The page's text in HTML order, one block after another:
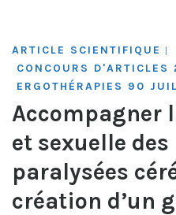
ARTICLE SCIENTIFIQUE |
CONCOURS
ERGOTHÉRAPIES 90
Accompagner
et sexuelle
paralysées
création d’un